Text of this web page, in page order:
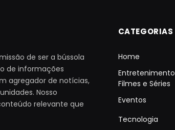
de ser a bússola
de informações
agregador de notícias,
Nosso
relevante que
CATEGORIAS
Home
Entretenimento
Filmes e Séries
Eventos
Tecnologia